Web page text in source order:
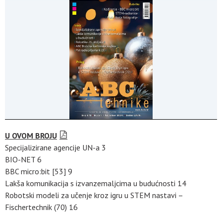
U OVOM BROJU
Specijalizirane agencije UN-a 3
BIO-NET 6
BBC micro:bit [53] 9
Lakša komunikacija s izvanzemaljcima u budućnosti 14
Robotski modeli za učenje kroz igru u STEM nastavi –
Fischertechnik (70) 16